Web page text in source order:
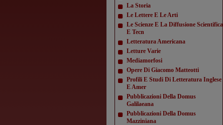
La Storia
Le Lettere E Le Arti
Le Scienze E La Diffusione Scientifica
E Tecn
Letteratura Americana
Letture Varie
Mediamorfosi
Opere Di Giacomo Matteotti
Profili E Studi Di Letteratura Inglese
E Amer
Pubblicazioni Della Domus
Galilaeana
Pubblicazioni Della Domus
Mazziniana